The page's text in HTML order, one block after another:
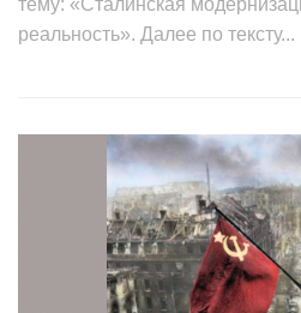
тему: «Сталинская
реальность». Далее по тексту...